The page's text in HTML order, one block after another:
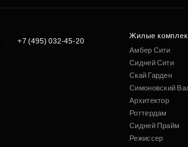
+7 (495) 032-45-20
Жилые
Амбер Сити
Сидней Сити
Скай Гарден
Симоновский
Архитектор
Роттердам
Сидней Прайм
Режиссер